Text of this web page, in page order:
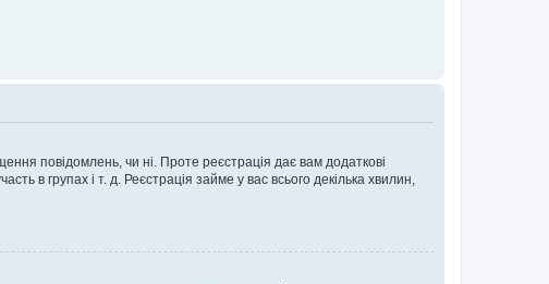
повідомлень, чи ні. Проте реєстрація дає вам додаткові
в групах і т. д. Реєстрація займе у вас всього декілька хвилин,